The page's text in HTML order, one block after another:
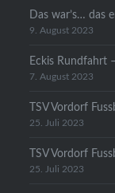
Das war’s… das
9. August 2023
Eckis Rundfahrt
7. August 2023
TSV Vordorf
25. Juli 2023
TSV Vordorf
25. Juli 2023